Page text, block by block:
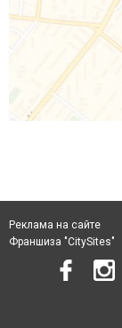
Реклама на сайте
Франшиза "CitySites"